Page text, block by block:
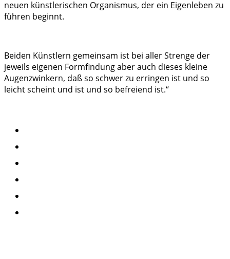
neuen künstlerischen Organismus, der ein Eigenleben zu
führen beginnt.
Beiden Künstlern gemeinsam ist bei aller Strenge der
jeweils eigenen Formfindung aber auch dieses kleine
Augenzwinkern, daß so schwer zu erringen ist und so
leicht scheint und ist und so befreiend ist.“